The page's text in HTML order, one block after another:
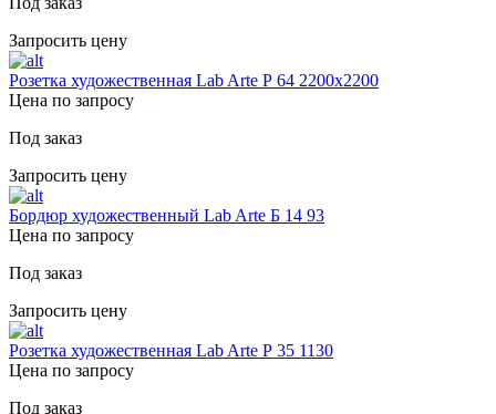
Запросить цену
Розетка художественная Lab Arte Р 64 2200х2200
Цена по запросу
Под заказ
Запросить цену
Бордюр художественный Lab Arte Б 14 93
Цена по запросу
Под заказ
Запросить цену
Розетка художественная Lab Arte Р 35 1130
Цена по запросу
Под заказ